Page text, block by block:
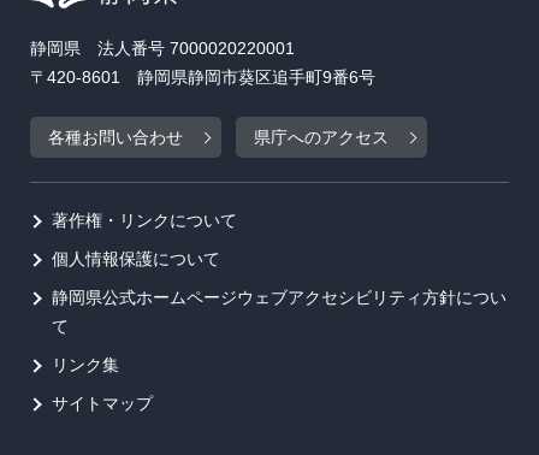
静岡県 法人番号 7000020220001
〒420-8601 静岡県静岡市葵区追手町9番6号
各種お問い合わせ 県庁へのアクセス
著作権・リンクについて
個人情報保護について
静岡県公式ホームページウェブアクセシビリティ方針につい
て
リンク集
サイトマップ